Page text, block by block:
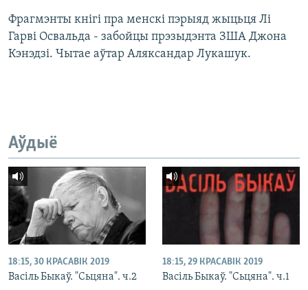
Фрагмэнты кнігі пра менскі пэрыяд жыцьця Лі
Гарві Освальда - забойцы прэзыдэнта ЗША Джона
Кэнэдзі. Чытае аўтар Аляксандар Лукашук.
Аўдыё
18:15, 30 КРАСАВІК 2019
Васіль Быкаў. "Сьцяна". ч.2
18:15, 29 КРАСАВІК 2019
Васіль Быкаў. "Сьцяна". ч.1